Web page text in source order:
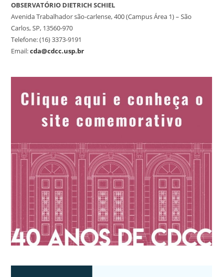
OBSERVATÓRIO DIETRICH SCHIEL
Avenida Trabalhador são-carlense, 400 (Campus Área 1) – São
Carlos, SP, 13560-970
Telefone: (16) 3373-9191
Email:cda@cdcc.usp.br